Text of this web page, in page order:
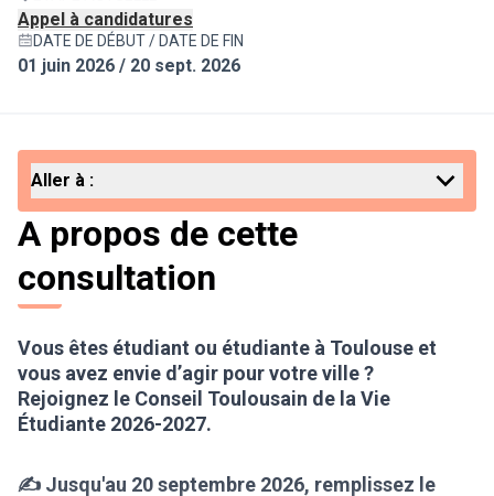
Appel à candidatures
DATE DE DÉBUT / DATE DE FIN
01 juin 2026 / 20 sept. 2026
A propos de cette
consultation
Vous êtes étudiant ou étudiante à Toulouse et
vous avez envie d’agir pour votre ville ?
Rejoignez le Conseil Toulousain de la Vie
Étudiante 2026-2027.
✍ Jusqu'au 20 septembre 2026, remplissez le
Aller à :